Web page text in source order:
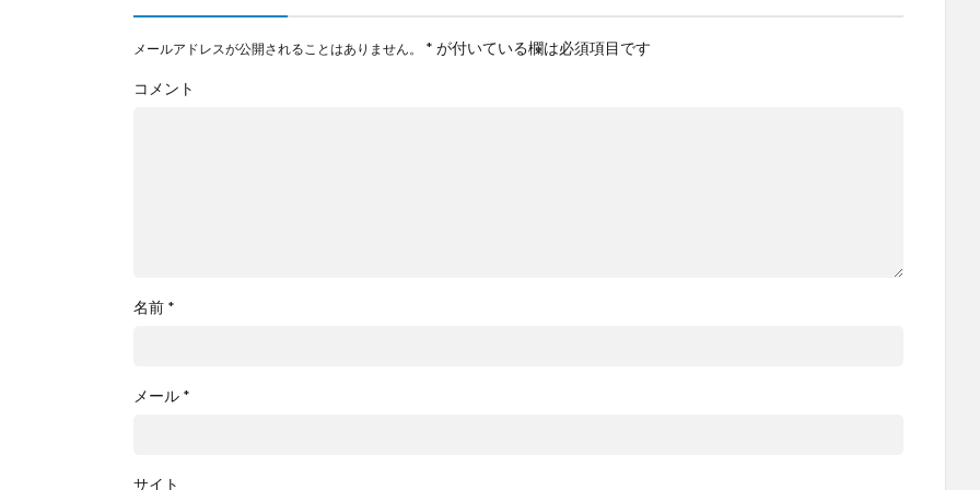
メールアドレスが公開されることはありません。 * が付いている欄は必須項目です
コメント
名前 *
メール *
サイト